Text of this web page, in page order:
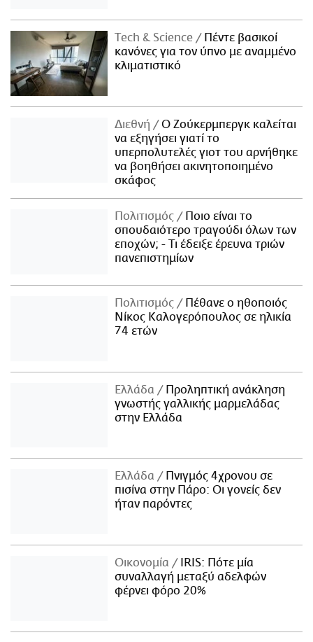
Τech & Science
Πέντε βασικοί
κανόνες για τον ύπνο με αναμμένο
κλιματιστικό
Διεθνή
Ο Ζούκερμπεργκ καλείται
να εξηγήσει γιατί το
υπερπολυτελές γιοτ του αρνήθηκε
να βοηθήσει ακινητοποιημένο
σκάφος
Πολιτισμός
Ποιο είναι το
σπουδαιότερο τραγούδι όλων των
εποχών; - Τι έδειξε έρευνα τριών
πανεπιστημίων
Πολιτισμός
Πέθανε ο ηθοποιός
Νίκος Καλογερόπουλος σε ηλικία
74 ετών
Ελλάδα
Προληπτική ανάκληση
γνωστής γαλλικής μαρμελάδας
στην Ελλάδα
Ελλάδα
Πνιγμός 4χρονου σε
πισίνα στην Πάρο: Οι γονείς δεν
ήταν παρόντες
Οικονομία
IRIS: Πότε μία
συναλλαγή μεταξύ αδελφών
φέρνει φόρο 20%